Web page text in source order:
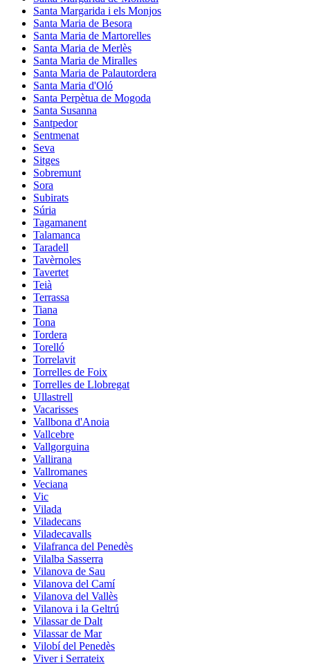
Santa Margarida i els Monjos
Santa Maria de Besora
Santa Maria de Martorelles
Santa Maria de Merlès
Santa Maria de Miralles
Santa Maria de Palautordera
Santa Maria d'Oló
Santa Perpètua de Mogoda
Santa Susanna
Santpedor
Sentmenat
Seva
Sitges
Sobremunt
Sora
Subirats
Súria
Tagamanent
Talamanca
Taradell
Tavèrnoles
Tavertet
Teià
Terrassa
Tiana
Tona
Tordera
Torelló
Torrelavit
Torrelles de Foix
Torrelles de Llobregat
Ullastrell
Vacarisses
Vallbona d'Anoia
Vallcebre
Vallgorguina
Vallirana
Vallromanes
Veciana
Vic
Vilada
Viladecans
Viladecavalls
Vilafranca del Penedès
Vilalba Sasserra
Vilanova de Sau
Vilanova del Camí
Vilanova del Vallès
Vilanova i la Geltrú
Vilassar de Dalt
Vilassar de Mar
Vilobí del Penedès
Viver i Serrateix